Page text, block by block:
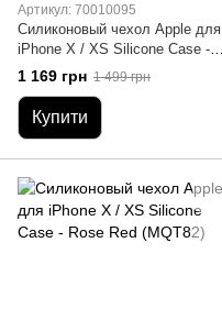
Артикул: 70010095
Силиконовый чехол Apple для
iPhone X / XS Silicone Case -
Pacific Green (MUJU2)
1 169 грн 1 499 грн
Купити